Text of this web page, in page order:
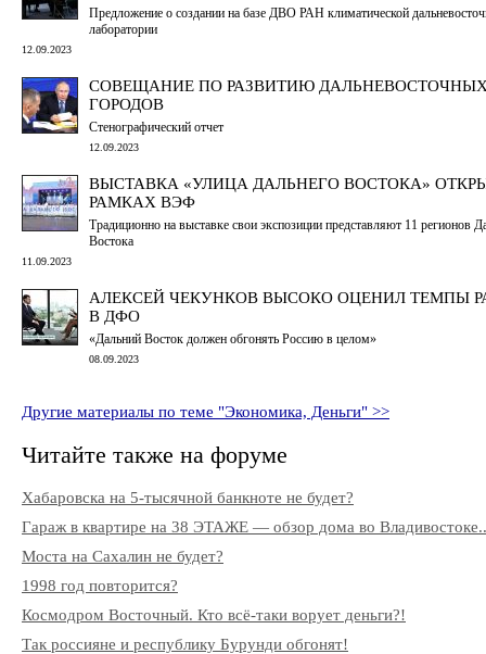
Предложение о создании на базе ДВО РАН климатической
лаборатории
12.09.2023
СОВЕЩАНИЕ ПО РАЗВИТИЮ
ГОРОДОВ
Стенографический отчет
12.09.2023
ВЫСТАВКА «УЛИЦА ДАЛЬНЕГО ВОСТОКА»
РАМКАХ ВЭФ
Традиционно на выставке свои экспозиции представляют 11 регионов
Востока
11.09.2023
АЛЕКСЕЙ ЧЕКУНКОВ ВЫСОКО ОЦЕНИЛ ТЕМПЫ
В ДФО
«Дальний Восток должен обгонять Россию в целом»
08.09.2023
Другие материалы по теме "Экономика, Деньги" >>
Читайте также на форуме
Хабаровска на 5-тысячной банкноте не будет?
Гараж в квартире на 38 ЭТАЖЕ — обзор дома во
Моста на Сахалин не будет?
1998 год повторится?
Космодром Восточный. Кто всё-таки ворует деньги?!
Так россияне и республику Бурунди обгонят!